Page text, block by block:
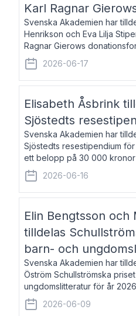
Karl Ragnar
Svenska Akademien har
Henrikson och Eva Lilja
Ragnar Gierows
Stipendiebeloppet är på 70
Cullhed, född 1985, är
2026-06-17
Elisabeth Åsbrink
Sjöstedts
Svenska Akademien har
Sjöstedts resestipendium
ett belopp på 30 000
fri vistelse i Akademiens
Åsbrink, född 1965 oc
2026-06-16
Elin Bengtsson och
tilldelas
barn- och
Svenska Akademien har
Öström Schullströmska
ungdomslitteratur för år
kronor vardera. Elin
och forskare i
2026-06-09